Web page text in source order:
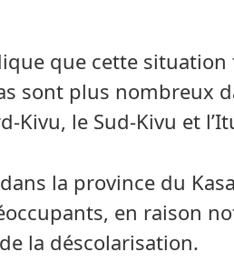
que cette
sont plus nombreux
Kivu, le Sud-Kivu et
la province du
en raison
la déscolarisation.